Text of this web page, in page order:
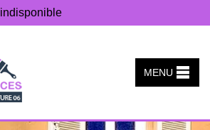
indisponible
MENU